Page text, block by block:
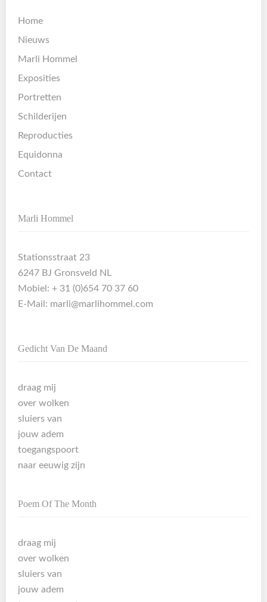
Home
Nieuws
Marli Hommel
Exposities
Portretten
Schilderijen
Reproducties
Equidonna
Contact
Marli Hommel
Stationsstraat 23
6247 BJ Gronsveld NL
Mobiel: + 31 (0)654 70 37 60
E-Mail: marli@marlihommel.com
Gedicht Van De Maand
draag mij
over wolken
sluiers van
jouw adem
toegangspoort
naar eeuwig zijn
Poem Of The Month
draag mij
over wolken
sluiers van
jouw adem